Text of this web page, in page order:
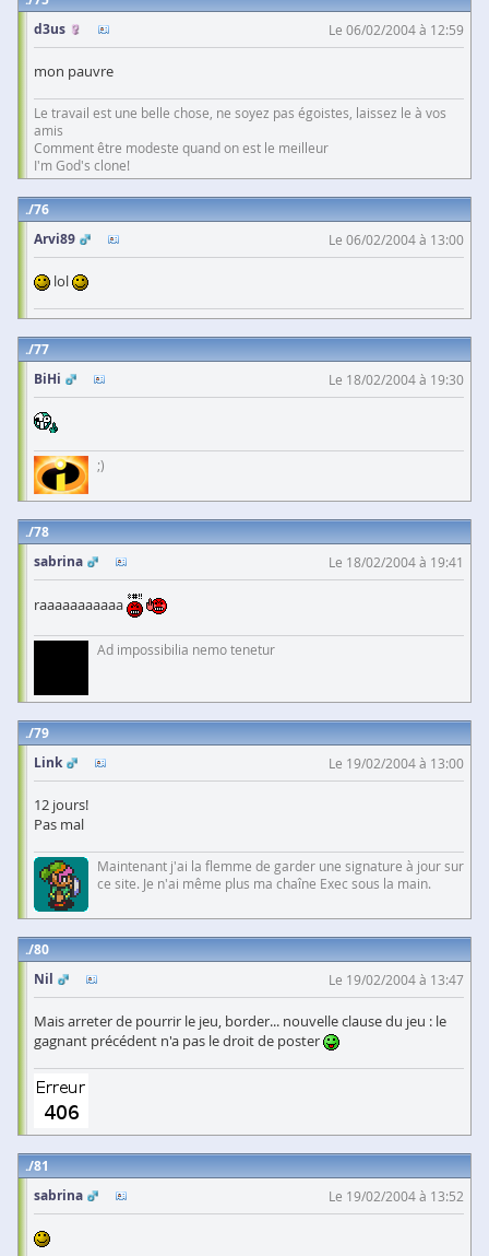
d3us
Le 06/02/2004 à 12:59
mon pauvre
Le travail est une belle chose, ne soyez pas égoistes, laissez le à vos
amis
Comment être modeste quand on est le meilleur
I'm God's clone!
76
Arvi89
Le 06/02/2004 à 13:00
lol
77
BiHi
Le 18/02/2004 à 19:30
;)
78
sabrina
Le 18/02/2004 à 19:41
raaaaaaaaaaa
Ad impossibilia nemo tenetur
79
Link
Le 19/02/2004 à 13:00
12 jours!
Pas mal
Maintenant j'ai la flemme de garder une signature à jour sur
ce site. Je n'ai même plus ma chaîne Exec sous la main.
80
Nil
Le 19/02/2004 à 13:47
Mais arreter de pourrir le jeu, border... nouvelle clause du jeu : le
gagnant précédent n'a pas le droit de poster
81
sabrina
Le 19/02/2004 à 13:52